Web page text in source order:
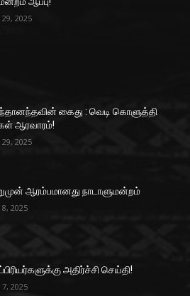
29, 2025
கைது : வெடி கொளுத்தி
ஆரவாரம்!
29, 2025
ஆரம்பமானது நாடாளுமன்றம்
8, 2025
அதிர்ச்சி செய்தி!
7, 2025